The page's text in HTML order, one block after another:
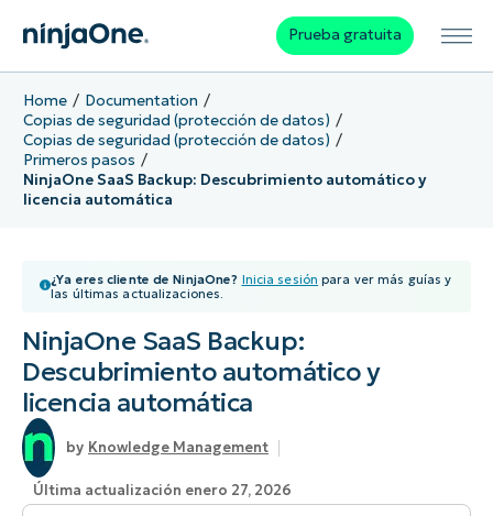
Prueba gratuita
Home
Documentation
Copias de seguridad (protección de datos)
Copias de seguridad (protección de datos)
Primeros pasos
NinjaOne SaaS Backup: Descubrimiento automático y
licencia automática
¿Ya eres cliente de NinjaOne? Inicia sesión para ver más guías y
las últimas actualizaciones.
NinjaOne SaaS Backup:
Descubrimiento automático y
licencia automática
Knowledge Management
Última actualización enero 27, 2026